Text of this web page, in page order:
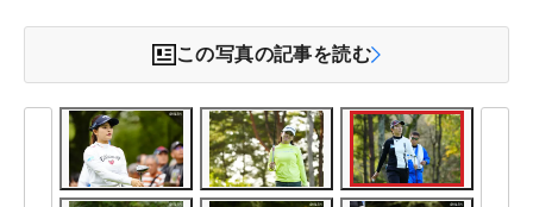
この写真の記事を読む